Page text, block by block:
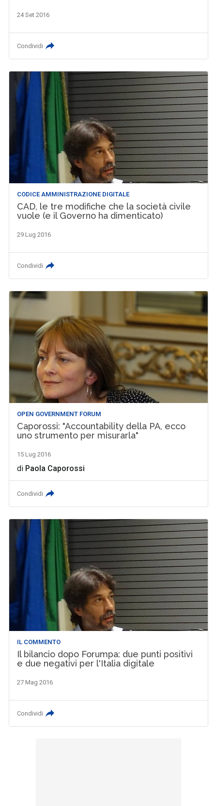
24 Set 2016
Condividi
CODICE AMMINISTRAZIONE DIGITALE
CAD, le tre modifiche che la società civile
vuole (e il Governo ha dimenticato)
29 Lug 2016
Condividi
OPEN GOVERNMENT FORUM
Caporossi: "Accountability della PA, ecco
uno strumento per misurarla"
15 Lug 2016
di Paola Caporossi
Condividi
IL COMMENTO
Il bilancio dopo Forumpa: due punti positivi
e due negativi per l'Italia digitale
27 Mag 2016
Condividi